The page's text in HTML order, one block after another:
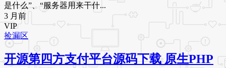
是什么”、“服务器用来干什...
3 月前
VIP
捡漏区
开源第四方支付平台源码下载 原生PHP